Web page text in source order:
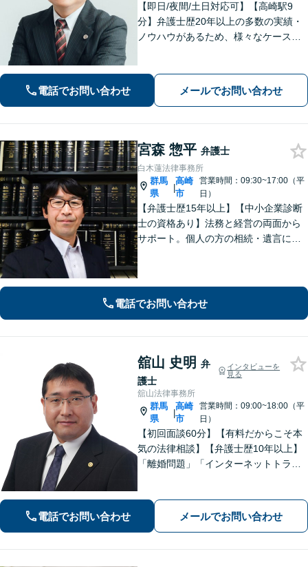
【即日/夜間/土日対応可】【高崎駅9
分】弁護士歴20年以上の多数の実績・
ノウハウがあるため、様々なケースで
験・ノウハウを活かして共同して取り
組んでいきます。
電話でお問い合わせ メールでお問い合わせ
宮森 惣平 弁護士
白木蓮法律事務所
群馬
県
|
高崎
市
営業時間：09:30~17:00（平
日）
【弁護士歴15年以上】【中小企業診断
士の資格あり】法務と経営の両面から
サポート。個人の方の相続・遺言にも
を見渡し、実効性のあるアドバイスを
電話でお問い合わせ
舘山 史明 弁
護士
インタビューを
見る
舘山法律事務所
群馬
県
|
高崎
市
営業時間：09:00~18:00（平
日）
【初回面談60分】【有料だからこそ本
気の法律相談】【弁護士歴10年以上】
「離婚問題」「インターネットトラブ
そして大胆に、オーダーメイドの弁護
を展開します【高崎駅徒歩15分】
電話でお問い合わせ メールでお問い合わせ